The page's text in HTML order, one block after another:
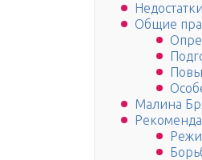
Недостатки
Общие
Малина